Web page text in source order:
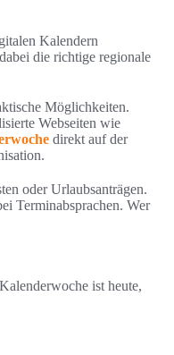
Kalendern
die richtige regionale
Möglichkeiten.
Webseiten wie
direkt auf der
oder Urlaubsanträgen.
Terminabsprachen. Wer
ist heute,